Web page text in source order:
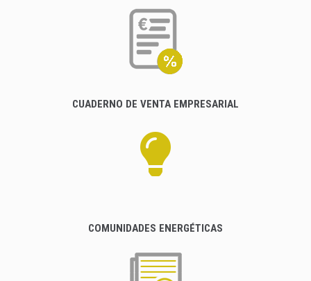
CUADERNO DE VENTA EMPRESARIAL
COMUNIDADES ENERGÉTICAS